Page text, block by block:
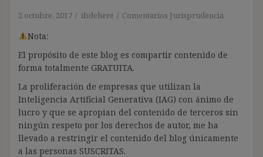
2 octubre, 2017 ibdehere Comentarios Jurisprudencia
Nota:
El propósito de este blog es compartir contenido de
forma totalmente GRATUITA.
La proliferación de empresas que utilizan la
Inteligencia Artificial Generativa (IAG) con ánimo de
lucro y que se apropian del contenido de terceros sin
ningún respeto por los derechos de autor, me ha
llevado a restringir el contenido del blog únicamente
a las personas SUSCRITAS.